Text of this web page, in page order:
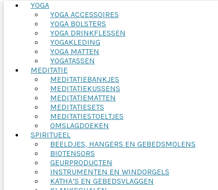
YOGA
YOGA ACCESSOIRES
YOGA BOLSTERS
YOGA DRINKFLESSEN
YOGAKLEDING
YOGA MATTEN
YOGATASSEN
MEDITATIE
MEDITATIEBANKJES
MEDITATIEKUSSENS
MEDITATIEMATTEN
MEDITATIESETS
MEDITATIESTOELTJES
OMSLAGDOEKEN
SPIRITUEEL
BEELDJES, HANGERS EN GEBEDSMOLENS
BIOTENSORS
GEURPRODUCTEN
INSTRUMENTEN EN WINDORGELS
KATHA’S EN GEBEDSVLAGGEN